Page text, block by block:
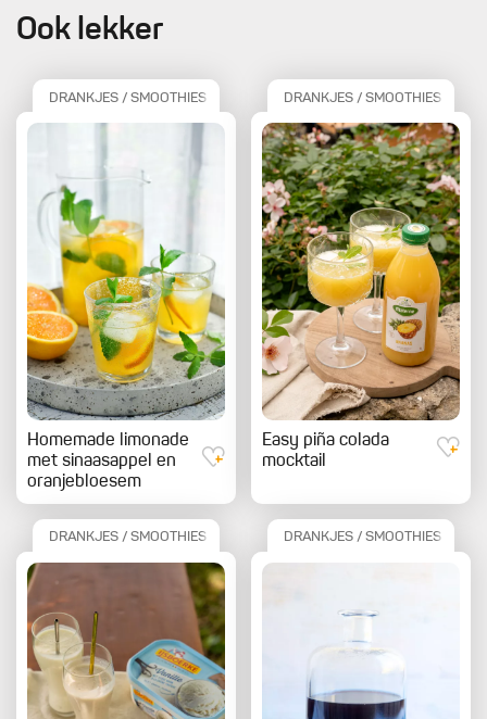
Ook lekker
DRANKJES / SMOOTHIES
Homemade limonade
met sinaasappel en
oranjebloesem
DRANKJES / SMOOTHIES
Easy piña colada
mocktail
DRANKJES / SMOOTHIES DRANKJES / SMOOTHIES